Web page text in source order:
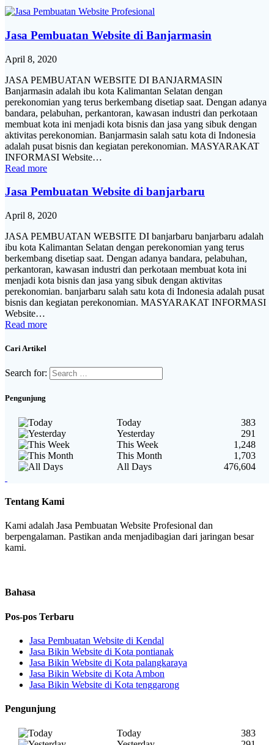
Jasa Pembuatan Website di Banjarmasin
April 8, 2020
JASA PEMBUATAN WEBSITE DI BANJARMASIN
Banjarmasin adalah ibu kota Kalimantan Selatan dengan
perekonomian yang terus berkembang disetiap saat. Dengan adanya
bandara, pelabuhan, perkantoran, kawasan industri dan perkotaan
membuat kota ini menjadi kota bisnis dan jasa yang sibuk dengan
aktivitas perekonomian. Banjarmasin salah satu kota di Indonesia
adalah pusat bisnis dan kegiatan perekonomian. MASYARAKAT
INFORMASI Website…
Read more
Jasa Pembuatan Website di banjarbaru
April 8, 2020
JASA PEMBUATAN WEBSITE DI banjarbaru banjarbaru adalah
ibu kota Kalimantan Selatan dengan perekonomian yang terus
berkembang disetiap saat. Dengan adanya bandara, pelabuhan,
perkantoran, kawasan industri dan perkotaan membuat kota ini
menjadi kota bisnis dan jasa yang sibuk dengan aktivitas
perekonomian. banjarbaru salah satu kota di Indonesia adalah pusat
bisnis dan kegiatan perekonomian. MASYARAKAT INFORMASI
Website…
Read more
Cari Artikel
Search for:
Pengunjung
Today
383
Yesterday
291
This Week
1,248
This Month
1,703
All Days
476,604
Tentang Kami
Kami adalah Jasa Pembuatan Website Profesional dan
berpengalaman. Pastikan anda menjadibagian dari jaringan besar
kami.
Bahasa
Pos-pos Terbaru
Jasa Pembuatan Website di Kendal
Jasa Bikin Website di Kota pontianak
Jasa Bikin Website di Kota palangkaraya
Jasa Bikin Website di Kota Ambon
Jasa Bikin Website di Kota tenggarong
Pengunjung
Today
383